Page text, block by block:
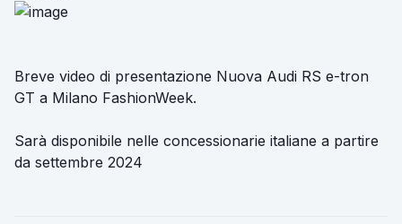
Breve video di presentazione Nuova Audi RS e-tron
GT a Milano FashionWeek.
Sarà disponibile nelle concessionarie italiane a partire
da settembre 2024